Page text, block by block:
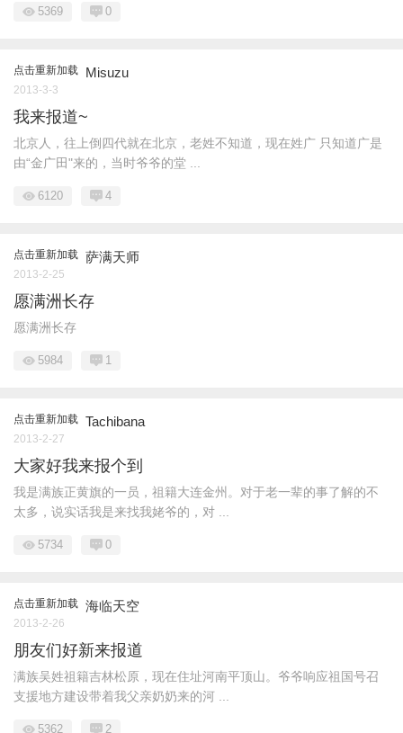
5369 0
点击重新加载 Misuzu
2013-3-3
我来报道~
北京人，往上倒四代就在北京，老姓不知道，现在姓广 只知道广是
由“金广田"来的，当时爷爷的堂 ...
6120 4
点击重新加载 萨满天师
2013-2-25
愿满洲长存
愿满洲长存
5984 1
点击重新加载 Tachibana
2013-2-27
大家好我来报个到
我是满族正黄旗的一员，祖籍大连金州。对于老一辈的事了解的不
太多，说实话我是来找我姥爷的，对 ...
5734 0
点击重新加载 海临天空
2013-2-26
朋友们好新来报道
满族吴姓祖籍吉林松原，现在住址河南平顶山。爷爷响应祖国号召
支援地方建设带着我父亲奶奶来的河 ...
5362 2